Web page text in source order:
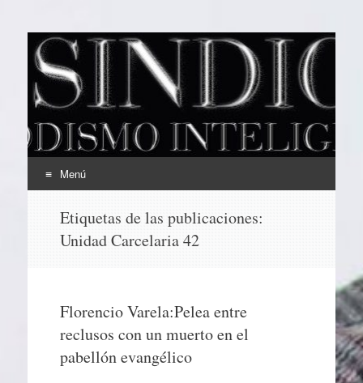
EL SINDICAL
Periodismo Inteligente
Menú
contenido
Etiquetas de las publicaciones:
Unidad Carcelaria 42
Florencio Varela:Pelea entre
reclusos con un muerto en el
pabellón evangélico